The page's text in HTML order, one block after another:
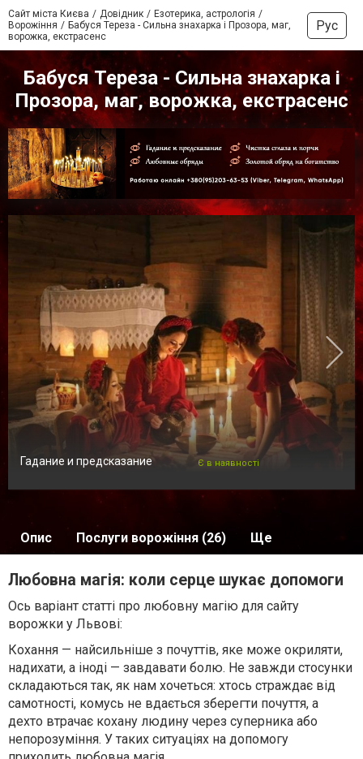
Сайт міста Києва Довідник
Езотерика, астрологія
Ворожіння
Бабуся Тереза - Сильна знахарка і Прозора, маг,
ворожка, екстрасенс
Рус
Бабуся Тереза - Сильна знахарка і
Прозора, маг, ворожка, екстрасенс
Гадание и предсказание Є в наявності
Опис Послуги ворожіння (26) Ще
Любовна магія: коли серце шукає допомоги
Ось варіант статті про любовну магію для сайту
ворожки у Львові:
Кохання — найсильніше з почуттів, яке може окриляти,
надихати, а іноді — завдавати болю. Не завжди стосунки
складаються так, як нам хочеться: хтось страждає від
самотності, комусь не вдається зберегти почуття, а
дехто втрачає кохану людину через суперника або
непорозуміння. У таких ситуаціях на допомогу